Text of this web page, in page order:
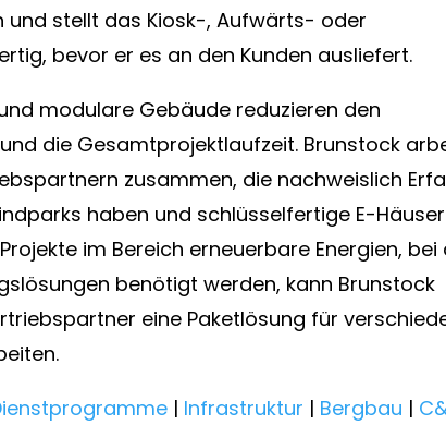
und stellt das Kiosk-, Aufwärts- oder
bevor er es an den Kunden ausliefert.
modulare Gebäude reduzieren den
die Gesamtprojektlaufzeit. Brunstock
zusammen, die nachweislich
haben und schlüsselfertige E-
im Bereich erneuerbare Energien, bei
benötigt werden, kann Brunstock
eine Paketlösung für
| Infrastruktur | Bergbau |